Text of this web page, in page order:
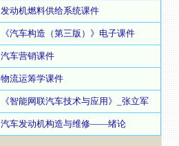
发动机燃料供给系统课件
《汽车构造（第三版）》电子课件
汽车营销课件
物流运筹学课件
《智能网联汽车技术与应用》_张立军
汽车发动机构造与维修——绪论